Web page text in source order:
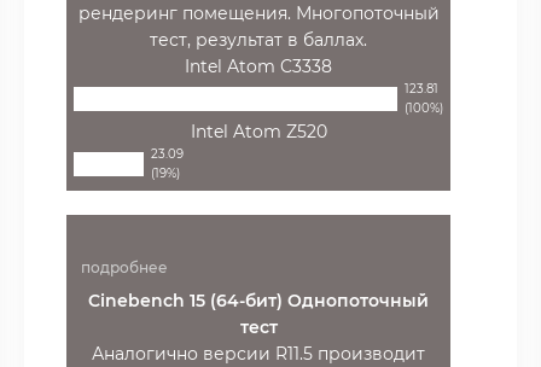
рендеринг помещения. Многопоточный
тест, результат в баллах.
Intel Atom C3338
123.81
(100%)
Intel Atom Z520
23.09
(19%)
подробнее
Cinebench 15 (64-бит) Однопоточный
тест
Аналогично версии R11.5 производит